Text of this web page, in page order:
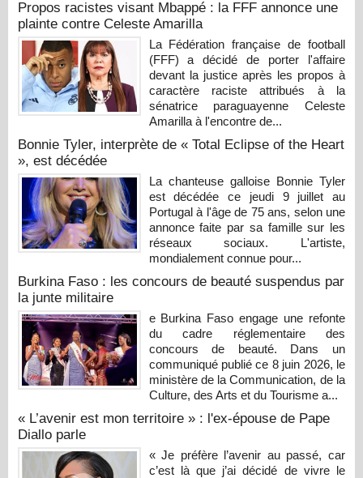
Propos racistes visant Mbappé : la FFF annonce une
plainte contre Celeste Amarilla
La Fédération française de football
(FFF) a décidé de porter l'affaire
devant la justice après les propos à
caractère raciste attribués à la
sénatrice paraguayenne Celeste
Amarilla à l'encontre de...
Bonnie Tyler, interprète de « Total Eclipse of the Heart
», est décédée
La chanteuse galloise Bonnie Tyler
est décédée ce jeudi 9 juillet au
Portugal à l'âge de 75 ans, selon une
annonce faite par sa famille sur les
réseaux sociaux. L'artiste,
mondialement connue pour...
Burkina Faso : les concours de beauté suspendus par
la junte militaire
e Burkina Faso engage une refonte
du cadre réglementaire des
concours de beauté. Dans un
communiqué publié ce 8 juin 2026, le
ministère de la Communication, de la
Culture, des Arts et du Tourisme a...
« L’avenir est mon territoire » : l'ex-épouse de Pape
Diallo parle
« Je préfère l’avenir au passé, car
c’est là que j’ai décidé de vivre le